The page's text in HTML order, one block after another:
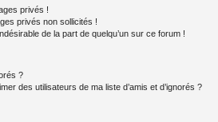
privés !
privés non sollicités !
de la part de quelqu’un sur ce forum !
?
des utilisateurs de ma liste d’amis et d’ignorés ?